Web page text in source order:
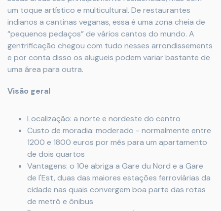
um toque artístico e multicultural. De restaurantes
indianos a cantinas veganas, essa é uma zona cheia de
“pequenos pedaços” de vários cantos do mundo. A
gentrificação chegou com tudo nesses arrondissements
e por conta disso os alugueis podem variar bastante de
uma área para outra.
Visão geral
Localização: a norte e nordeste do centro
Custo de moradia: moderado - normalmente entre
1200 e 1800 euros por mês para um apartamento
de dois quartos
Vantagens: o 10e abriga a Gare du Nord e a Gare
de l'Est, duas das maiores estações ferroviárias da
cidade nas quais convergem boa parte das rotas
de metrô e ônibus